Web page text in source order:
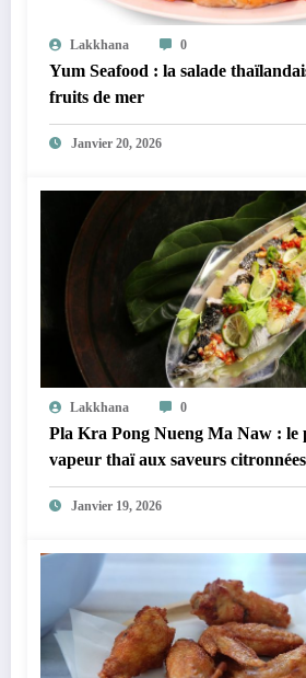
Lakkhana 0
Yum Seafood : la salade
fruits de mer
Janvier 20, 2026
Lakkhana 0
Pla Kra Pong Nueng Ma Naw : le
vapeur thaï aux saveurs citronnées
Janvier 19, 2026